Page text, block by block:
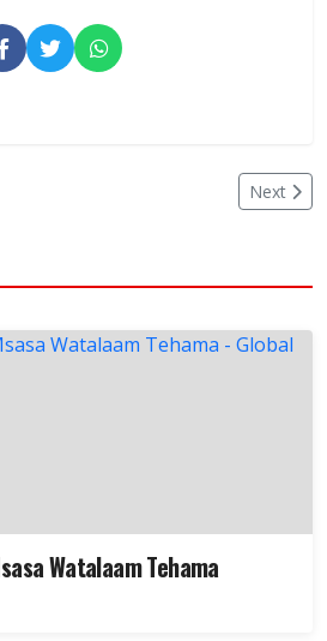
Next
Watalaam Tehama